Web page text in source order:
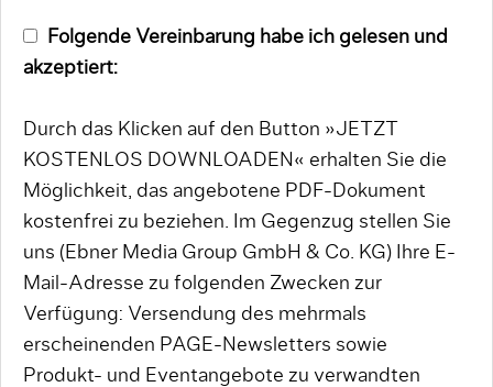
Folgende Vereinbarung habe ich gelesen und
akzeptiert:
Durch das Klicken auf den Button »JETZT
KOSTENLOS DOWNLOADEN« erhalten Sie die
Möglichkeit, das angebotene PDF-Dokument
kostenfrei zu beziehen. Im Gegenzug stellen Sie
uns (Ebner Media Group GmbH & Co. KG) Ihre E-
Mail-Adresse zu folgenden Zwecken zur
Verfügung: Versendung des mehrmals
erscheinenden PAGE-Newsletters sowie
Produkt- und Eventangebote zu verwandten